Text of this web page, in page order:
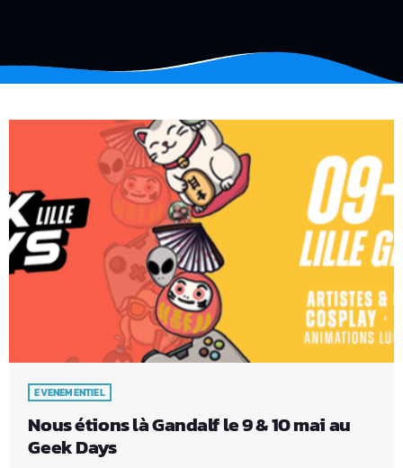
EVENEMENTIEL
Nous étions là Gandalf le 9 & 10 mai au
Geek Days